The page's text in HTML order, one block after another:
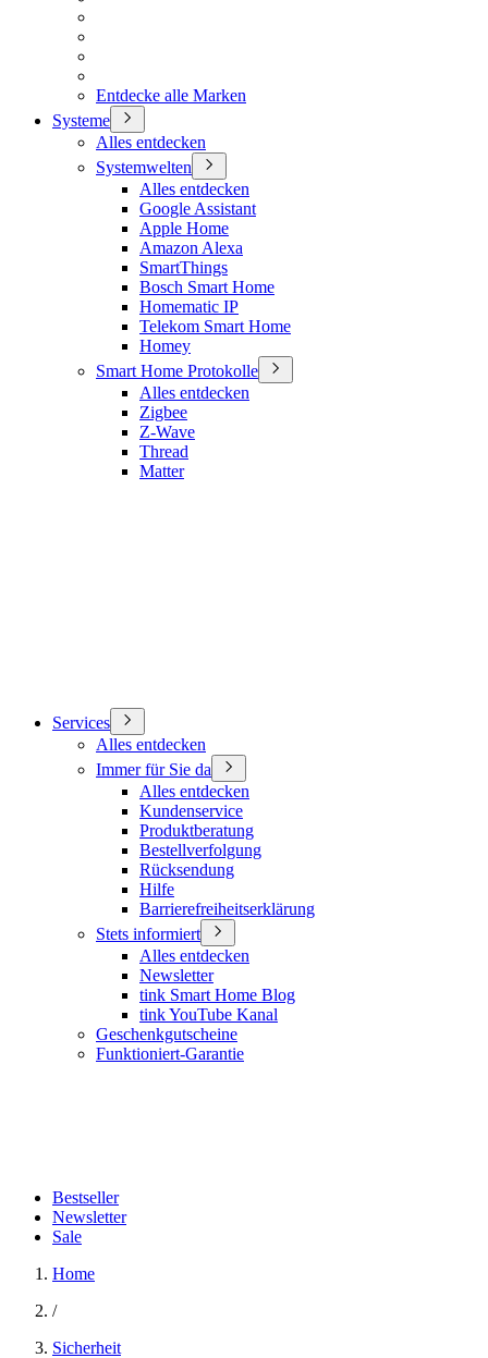
Entdecke alle Marken
Systeme
Alles entdecken
Systemwelten
Alles entdecken
Google Assistant
Apple Home
Amazon Alexa
SmartThings
Bosch Smart Home
Homematic IP
Telekom Smart Home
Homey
Smart Home Protokolle
Alles entdecken
Zigbee
Z-Wave
Thread
Matter
Services
Alles entdecken
Immer für Sie da
Alles entdecken
Kundenservice
Produktberatung
Bestellverfolgung
Rücksendung
Hilfe
Barrierefreiheitserklärung
Stets informiert
Alles entdecken
Newsletter
tink Smart Home Blog
tink YouTube Kanal
Geschenkgutscheine
Funktioniert-Garantie
Bestseller
Newsletter
Sale
Home
/
Sicherheit